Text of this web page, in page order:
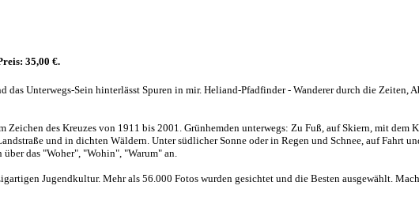
35,00 €.
das Unterwegs-Sein hinterlässt Spuren in mir. Heliand-Pfadfinder - Wanderer durch die Zeiten,
des Kreuzes von 1911 bis 2001. Grünhemden unterwegs: Zu Fuß, auf Skiern, mit dem
und in dichten Wäldern. Unter südlicher Sonne oder in Regen und Schnee, auf Fahrt
das "Woher", "Wohin", "Warum" an.
Jugendkultur. Mehr als 56.000 Fotos wurden gesichtet und die Besten ausgewählt.